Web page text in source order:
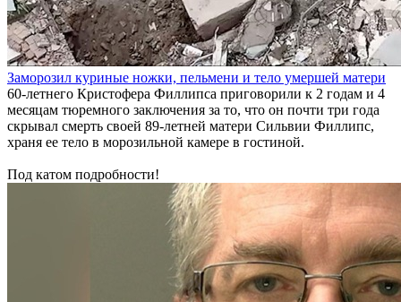
Заморозил куриные ножки, пельмени и тело умершей матери
60-летнего Кристофера Филлипса приговорили к 2 годам и 4
месяцам тюремного заключения за то, что он почти три года
скрывал смерть своей 89-летней матери Сильвии Филлипс,
храня ее тело в морозильной камере в гостиной.
Под катом подробности!